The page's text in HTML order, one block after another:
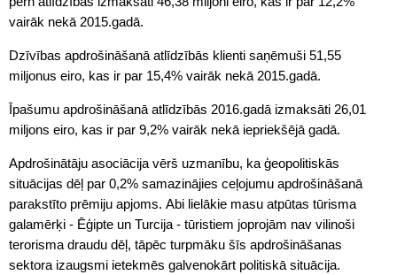
vairāk nekā 2015.gadā.
Dzīvības apdrošināšanā atlīdzībās klienti saņēmuši 51,55
miljonus eiro, kas ir par 15,4% vairāk nekā 2015.gadā.
Īpašumu apdrošināšanā atlīdzībās 2016.gadā izmaksāti 26,01
miljons eiro, kas ir par 9,2% vairāk nekā iepriekšējā gadā.
Apdrošinātāju asociācija vērš uzmanību, ka ģeopolitiskās
situācijas dēļ par 0,2% samazinājies ceļojumu apdrošināšanā
parakstīto prēmiju apjoms. Abi lielākie masu atpūtas tūrisma
galamērķi - Ēģipte un Turcija - tūristiem joprojām nav vilinoši
terorisma draudu dēļ, tāpēc turpmāku šīs apdrošināšanas
sektora izaugsmi ietekmēs galvenokārt politiskā situācija.